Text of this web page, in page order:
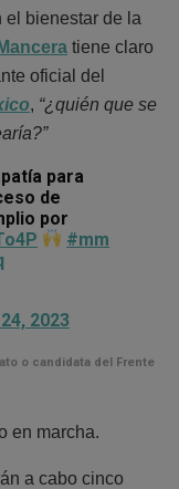
el bienestar de la
tiene claro
oficial del
, “¿quién que se
para
de
por
#mm
2023
o candidata del Frente
en marcha.
a cabo cinco